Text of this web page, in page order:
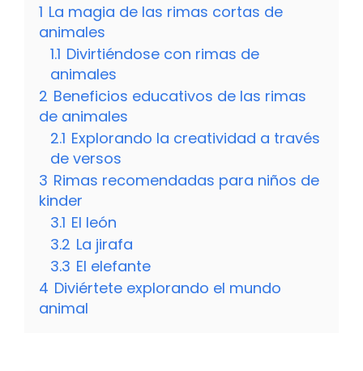
1 La magia de las rimas cortas de
animales
1.1 Divirtiéndose con rimas de
animales
2 Beneficios educativos de las rimas
de animales
2.1 Explorando la creatividad a través
de versos
3 Rimas recomendadas para niños de
kinder
3.1 El león
3.2 La jirafa
3.3 El elefante
4 Diviértete explorando el mundo
animal